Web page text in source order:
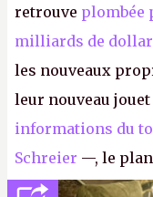
retrouve plombée
milliards de
les nouveaux
leur nouveau
informations du
Schreier —, le
réductions de